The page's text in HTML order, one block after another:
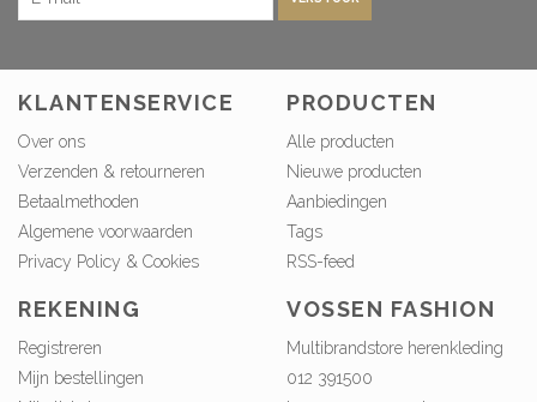
KLANTENSERVICE
Over ons
Verzenden & retourneren
Betaalmethoden
Algemene voorwaarden
Privacy Policy & Cookies
PRODUCTEN
Alle producten
Nieuwe producten
Aanbiedingen
Tags
RSS-feed
REKENING
Registreren
Mijn bestellingen
VOSSEN FASHION
Multibrandstore herenkleding
012 391500